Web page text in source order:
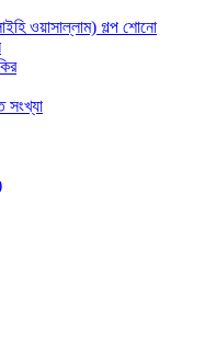
ওয়াসাল্লাম) গল্প শোনো
সংখ্যা